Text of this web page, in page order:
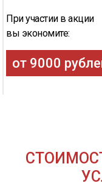
При участии в акции
вы экономите:
от 9000